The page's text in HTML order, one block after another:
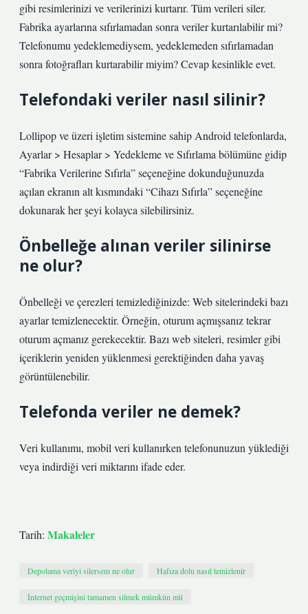
gibi resimlerinizi ve verilerinizi kurtarır. Tüm verileri siler.
Fabrika ayarlarına sıfırlamadan sonra veriler kurtarılabilir mi?
Telefonumu yedeklemediysem, yedeklemeden sıfırlamadan
sonra fotoğrafları kurtarabilir miyim? Cevap kesinlikle evet.
Telefondaki veriler nasıl silinir?
Lollipop ve üzeri işletim sistemine sahip Android telefonlarda,
Ayarlar > Hesaplar > Yedekleme ve Sıfırlama bölümüne gidip
“Fabrika Verilerine Sıfırla” seçeneğine dokunduğunuzda
açılan ekranın alt kısmındaki “Cihazı Sıfırla” seçeneğine
dokunarak her şeyi kolayca silebilirsiniz.
Önbelleğe alınan veriler silinirse
ne olur?
Önbelleği ve çerezleri temizlediğinizde: Web sitelerindeki bazı
ayarlar temizlenecektir. Örneğin, oturum açmışsanız tekrar
oturum açmanız gerekecektir. Bazı web siteleri, resimler gibi
içeriklerin yeniden yüklenmesi gerektiğinden daha yavaş
görüntülenebilir.
Telefonda veriler ne demek?
Veri kullanımı, mobil veri kullanırken telefonunuzun yüklediği
veya indirdiği veri miktarını ifade eder.
Tarih: Makaleler
Depolama veriyi silersem ne olur Hafıza dolu nasıl temizlenir
İnternet geçmişini tamamen silmek mümkün mü